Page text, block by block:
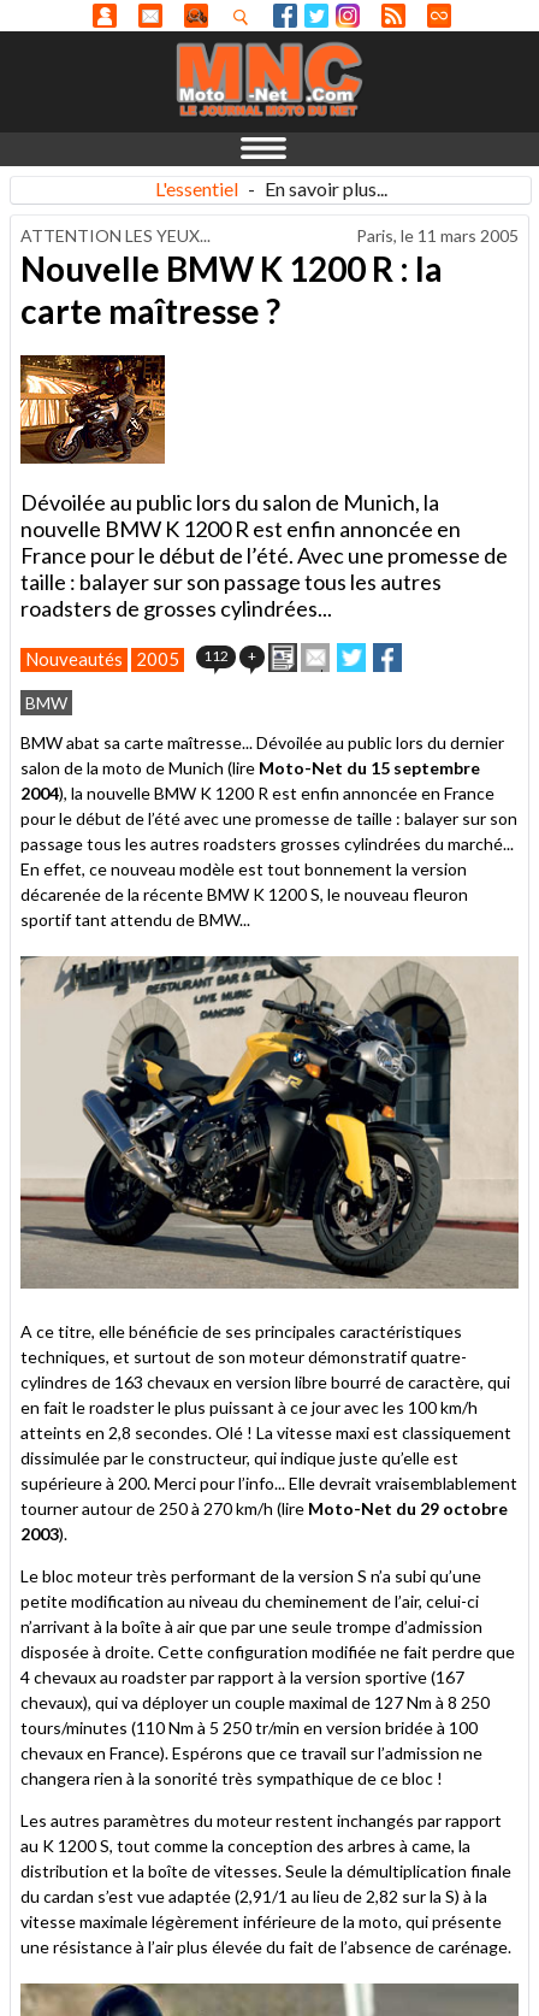
L'essentiel - En savoir plus...
ATTENTION LES YEUX... Paris, le 11 mars 2005
Nouvelle BMW K 1200 R : la
carte maîtresse ?
Dévoilée au public lors du salon de Munich, la
nouvelle BMW K 1200 R est enfin annoncée en
France pour le début de l’été. Avec une promesse de
taille : balayer sur son passage tous les autres
roadsters de grosses cylindrées...
Nouveautés 2005 112 + ImprimerEnvoyer
cet
un
ami
Partager
sur
sur
BMW
BMW abat sa carte maîtresse... Dévoilée au public lors du dernier
salon de la moto de Munich (lire Moto-Net du 15 septembre
2004), la nouvelle BMW K 1200 R est enfin annoncée en France
pour le début de l’été avec une promesse de taille : balayer sur son
passage tous les autres roadsters grosses cylindrées du marché...
En effet, ce nouveau modèle est tout bonnement la version
décarenée de la récente BMW K 1200 S, le nouveau fleuron
sportif tant attendu de BMW...
A ce titre, elle bénéficie de ses principales caractéristiques
techniques, et surtout de son moteur démonstratif quatre-
cylindres de 163 chevaux en version libre bourré de caractère, qui
en fait le roadster le plus puissant à ce jour avec les 100 km/h
atteints en 2,8 secondes. Olé ! La vitesse maxi est classiquement
dissimulée par le constructeur, qui indique juste qu’elle est
supérieure à 200. Merci pour l’info... Elle devrait vraisemblablement
tourner autour de 250 à 270 km/h (lire Moto-Net du 29 octobre
2003).
Le bloc moteur très performant de la version S n’a subi qu’une
petite modification au niveau du cheminement de l’air, celui-ci
n’arrivant à la boîte à air que par une seule trompe d’admission
disposée à droite. Cette configuration modifiée ne fait perdre que
4 chevaux au roadster par rapport à la version sportive (167
chevaux), qui va déployer un couple maximal de 127 Nm à 8 250
tours/minutes (110 Nm à 5 250 tr/min en version bridée à 100
chevaux en France). Espérons que ce travail sur l’admission ne
changera rien à la sonorité très sympathique de ce bloc !
Les autres paramètres du moteur restent inchangés par rapport
au K 1200 S, tout comme la conception des arbres à came, la
distribution et la boîte de vitesses. Seule la démultiplication finale
du cardan s’est vue adaptée (2,91/1 au lieu de 2,82 sur la S) à la
vitesse maximale légèrement inférieure de la moto, qui présente
une résistance à l’air plus élevée du fait de l’absence de carénage.